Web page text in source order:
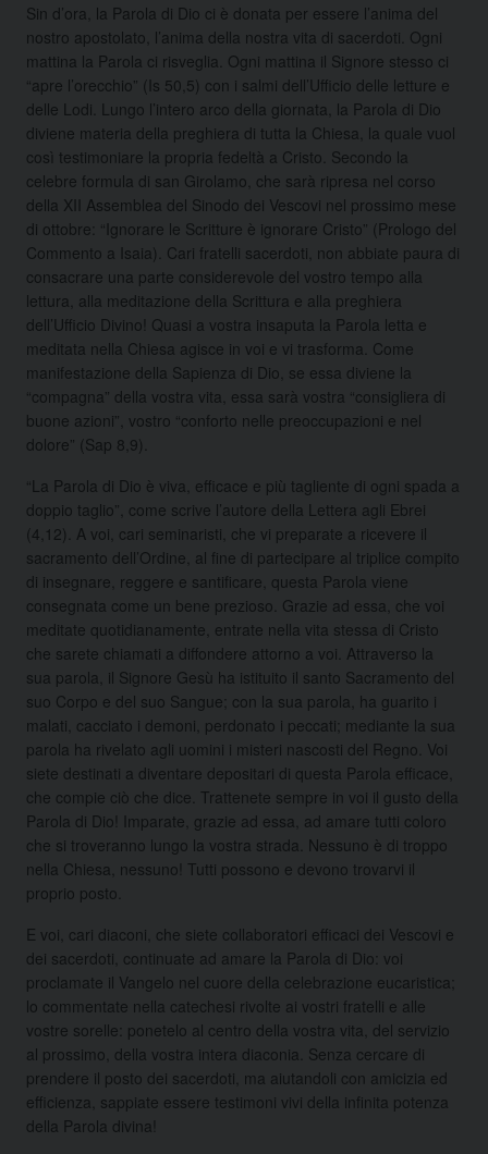
Sin d’ora, la Parola di Dio ci è donata per essere l’anima del
nostro apostolato, l’anima della nostra vita di sacerdoti. Ogni
mattina la Parola ci risveglia. Ogni mattina il Signore stesso ci
“apre l’orecchio” (Is 50,5) con i salmi dell’Ufficio delle letture e
delle Lodi. Lungo l’intero arco della giornata, la Parola di Dio
diviene materia della preghiera di tutta la Chiesa, la quale vuol
così testimoniare la propria fedeltà a Cristo. Secondo la
celebre formula di san Girolamo, che sarà ripresa nel corso
della XII Assemblea del Sinodo dei Vescovi nel prossimo mese
di ottobre: “Ignorare le Scritture è ignorare Cristo” (Prologo del
Commento a Isaia). Cari fratelli sacerdoti, non abbiate paura di
consacrare una parte considerevole del vostro tempo alla
lettura, alla meditazione della Scrittura e alla preghiera
dell’Ufficio Divino! Quasi a vostra insaputa la Parola letta e
meditata nella Chiesa agisce in voi e vi trasforma. Come
manifestazione della Sapienza di Dio, se essa diviene la
“compagna” della vostra vita, essa sarà vostra “consigliera di
buone azioni”, vostro “conforto nelle preoccupazioni e nel
dolore” (Sap 8,9).
“La Parola di Dio è viva, efficace e più tagliente di ogni spada a
doppio taglio”, come scrive l’autore della Lettera agli Ebrei
(4,12). A voi, cari seminaristi, che vi preparate a ricevere il
sacramento dell’Ordine, al fine di partecipare al triplice compito
di insegnare, reggere e santificare, questa Parola viene
consegnata come un bene prezioso. Grazie ad essa, che voi
meditate quotidianamente, entrate nella vita stessa di Cristo
che sarete chiamati a diffondere attorno a voi. Attraverso la
sua parola, il Signore Gesù ha istituito il santo Sacramento del
suo Corpo e del suo Sangue; con la sua parola, ha guarito i
malati, cacciato i demoni, perdonato i peccati; mediante la sua
parola ha rivelato agli uomini i misteri nascosti del Regno. Voi
siete destinati a diventare depositari di questa Parola efficace,
che compie ciò che dice. Trattenete sempre in voi il gusto della
Parola di Dio! Imparate, grazie ad essa, ad amare tutti coloro
che si troveranno lungo la vostra strada. Nessuno è di troppo
nella Chiesa, nessuno! Tutti possono e devono trovarvi il
proprio posto.
E voi, cari diaconi, che siete collaboratori efficaci dei Vescovi e
dei sacerdoti, continuate ad amare la Parola di Dio: voi
proclamate il Vangelo nel cuore della celebrazione eucaristica;
lo commentate nella catechesi rivolte ai vostri fratelli e alle
vostre sorelle: ponetelo al centro della vostra vita, del servizio
al prossimo, della vostra intera diaconia. Senza cercare di
prendere il posto dei sacerdoti, ma aiutandoli con amicizia ed
efficienza, sappiate essere testimoni vivi della infinita potenza
della Parola divina!